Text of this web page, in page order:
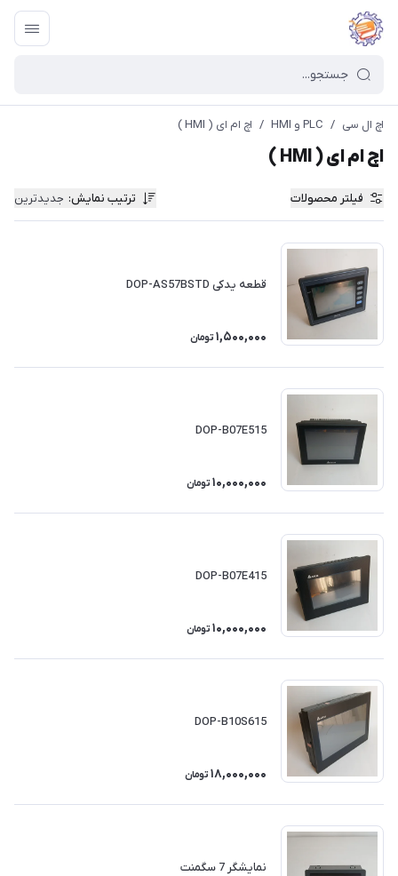
اچ ال سی / PLC و HMI / اچ ام ای ( HMI )
اچ ام ای ( HMI )
فیلتر محصولات ترتیب نمایش: جدیدترین
قطعه یدکی DOP-AS57BSTD
1,500,000 تومان
DOP-B07E515
10,000,000 تومان
DOP-B07E415
10,000,000 تومان
DOP-B10S615
18,000,000 تومان
نمایشگر 7 سگمنت